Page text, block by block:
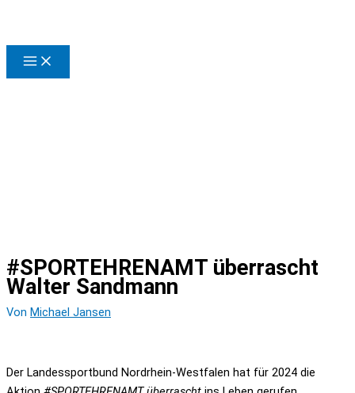
springen
#SPORTEHRENAMT überrascht
Walter Sandmann
Von Michael Jansen
Der Landessportbund Nordrhein-Westfalen hat für 2024 die